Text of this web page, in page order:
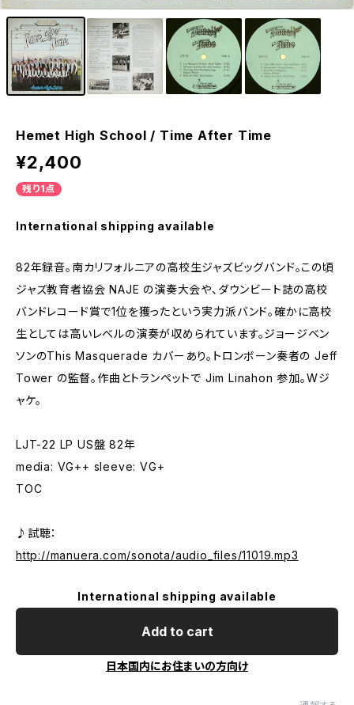
Hemet High School / Time After Time
¥2,400
残り1点
International shipping available
82年録音。南カリフォルニアの高校生ジャズビッグバンド。この頃
ジャズ教育者協会 NAJE の演奏大会や、ダウンビート誌の高校
バンドレコード賞で1位を獲ったという実力派バンド。確かに高校
生としては高いレベルの演奏が収められています。ジョージベン
ソンのThis Masquerade カバーあり。トロンボーン奏者の Jeff
Tower の監督。作曲とトランペットで Jim Linahon 参加。Wジ
ャケ。
LJT-22 LP US盤 82年
media: VG++ sleeve: VG+
TOC
♪試聴：
http://manuera.com/sonota/audio_files/11019.mp3
International shipping available
Add to cart
日本国内にお住まいの方向け